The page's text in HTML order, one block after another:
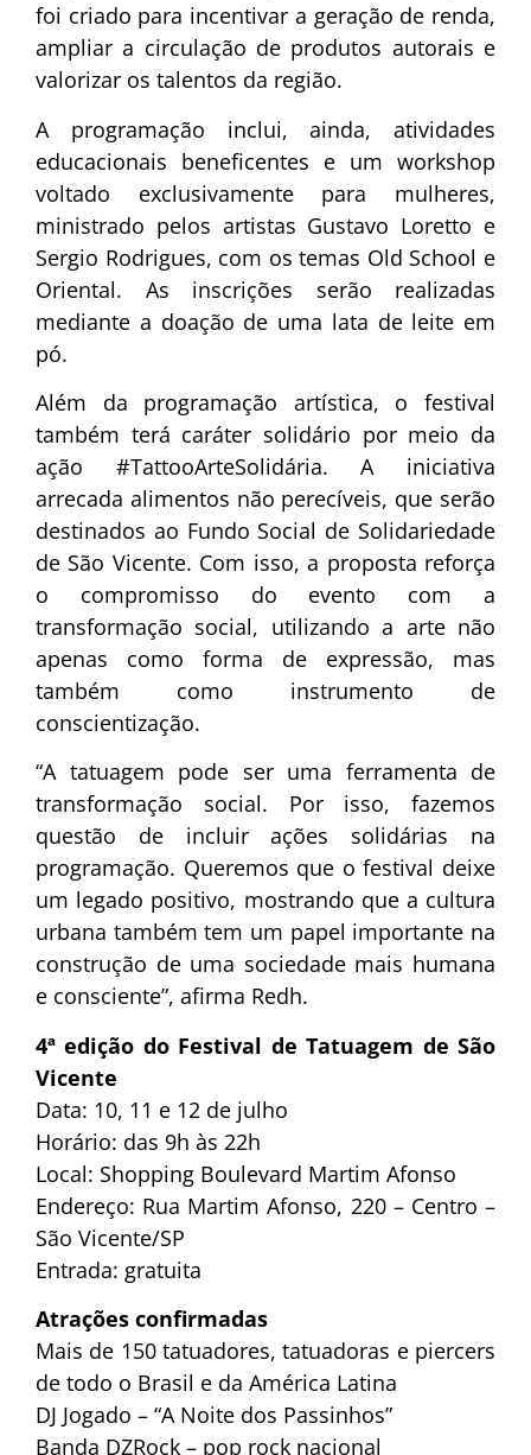
foi criado para incentivar a geração de renda,
ampliar a circulação de produtos autorais e
valorizar os talentos da região.
A programação inclui, ainda, atividades
educacionais beneficentes e um workshop
voltado exclusivamente para mulheres,
ministrado pelos artistas Gustavo Loretto e
Sergio Rodrigues, com os temas Old School e
Oriental. As inscrições serão realizadas
mediante a doação de uma lata de leite em
pó.
Além da programação artística, o festival
também terá caráter solidário por meio da
ação #TattooArteSolidária. A iniciativa
arrecada alimentos não perecíveis, que serão
destinados ao Fundo Social de Solidariedade
de São Vicente. Com isso, a proposta reforça
o compromisso do evento com a
transformação social, utilizando a arte não
apenas como forma de expressão, mas
também como instrumento de
conscientização.
“A tatuagem pode ser uma ferramenta de
transformação social. Por isso, fazemos
questão de incluir ações solidárias na
programação. Queremos que o festival deixe
um legado positivo, mostrando que a cultura
urbana também tem um papel importante na
construção de uma sociedade mais humana
e consciente”, afirma Redh.
4ª edição do Festival de Tatuagem de São
Vicente
Data: 10, 11 e 12 de julho
Horário: das 9h às 22h
Local: Shopping Boulevard Martim Afonso
Endereço: Rua Martim Afonso, 220 – Centro –
São Vicente/SP
Entrada: gratuita
Atrações confirmadas
Mais de 150 tatuadores, tatuadoras e piercers
de todo o Brasil e da América Latina
DJ Jogado – “A Noite dos Passinhos”
Banda DZRock – pop rock nacional